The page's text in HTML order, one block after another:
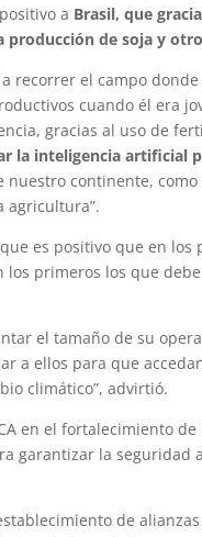
a Brasil, que
producción de soja y
recorrer el campo donde
cuando él era
gracias al uso de
la inteligencia artificial
nuestro continente,
agricultura”.
es positivo que en los
primeros los que
el tamaño de su
a ellos para que
climático”, advirtió.
en el fortalecimiento
garantizar la seguridad
de